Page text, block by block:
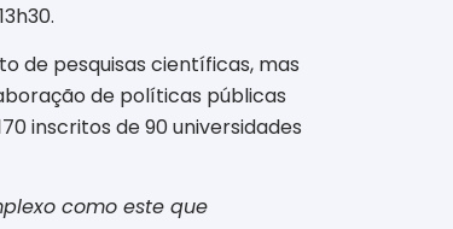
de pesquisas científicas, mas
de políticas públicas
inscritos de 90 universidades
como este que